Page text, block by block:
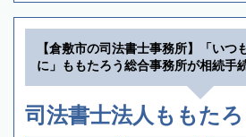
【倉敷市の司法書士事務所】「いつ
に」ももたろう総合事務所が相続手
司法書士法人ももた